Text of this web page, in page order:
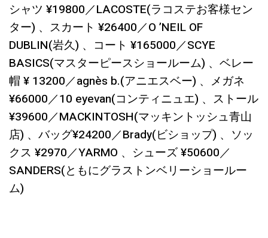
シャツ ¥19800／LACOSTE(ラコステお客様セン
ター) 、スカート ¥26400／O ’NEIL OF
DUBLIN(岩久) 、コート ¥165000／SCYE
BASICS(マスターピースショールーム) 、ベレー
帽 ¥ 13200／agnès b.(アニエスベー) 、メガネ
¥66000／10 eyevan(コンティニュエ) 、ストール
¥39600／MACKINTOSH(マッキントッシュ青山
店) 、バッグ¥24200／Brady(ビショップ) 、ソッ
クス ¥2970／YARMO 、シューズ ¥50600／
SANDERS(ともにグラストンベリーショールー
ム)